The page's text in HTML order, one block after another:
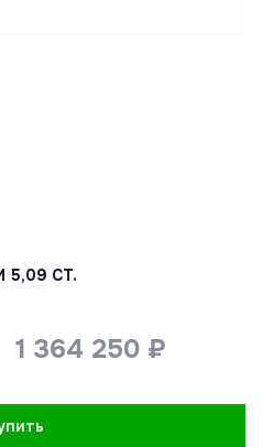
CT.
1 364 250 ₽